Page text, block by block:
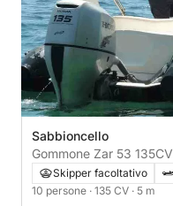
Sabbioncello
Gommone Zar 53 135CV
Skipper facoltativo
10 persone · 135 CV · 5 m